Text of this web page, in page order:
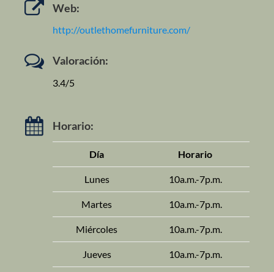
Web:
http://outlethomefurniture.com/
Valoración:
3.4/5
Horario:
Día Horario
Lunes 10a.m.-7p.m.
Martes 10a.m.-7p.m.
Miércoles 10a.m.-7p.m.
Jueves 10a.m.-7p.m.